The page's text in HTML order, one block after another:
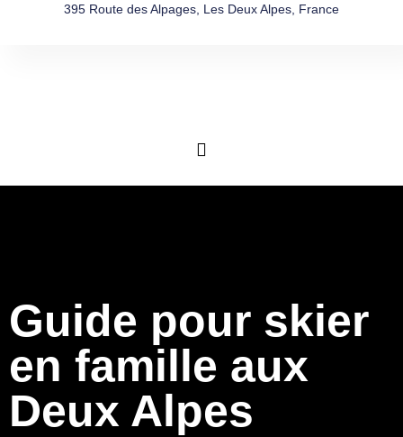
395 Route des Alpages, Les Deux Alpes, France
Guide pour skier
en famille aux
Deux Alpes